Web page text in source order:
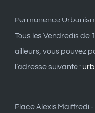
Permanence
Tous les Vendredis de
ailleurs, vous pouvez
l’adresse suivante :
Place Alexis Maiffredi